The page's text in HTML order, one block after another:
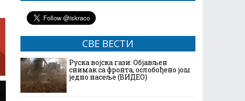
СВЕ ВЕСТИ
Руска војска гази: Објављен
снимак са фронта, ослобођено још
једно насеље (ВИДЕО)